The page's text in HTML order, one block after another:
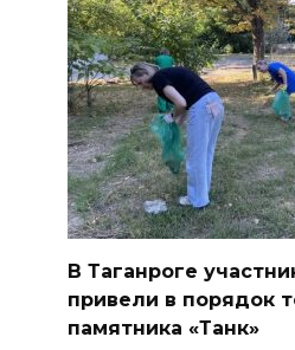
В Таганроге
привели в порядок
памятника «Танк»